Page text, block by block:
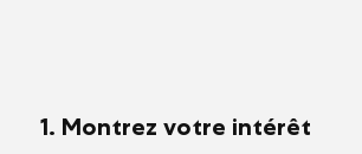
1. Montrez votre intérêt